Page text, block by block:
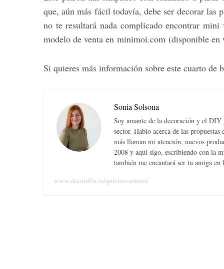
que, aún más fácil todavía, debe ser decorar las
no te resultará nada complicado encontrar
modelo de venta en minimoi.com (disponible en
Si quieres más información sobre este cuarto de
Sonia Solsona
Soy amante de la decoración y el DIY
sector. Hablo acerca de las
más llaman mi atención, nuevos
2008 y aquí sigo, escribiendo con la
también me encantará ser tu amiga en
www.decoralia.es/quienes-somos/